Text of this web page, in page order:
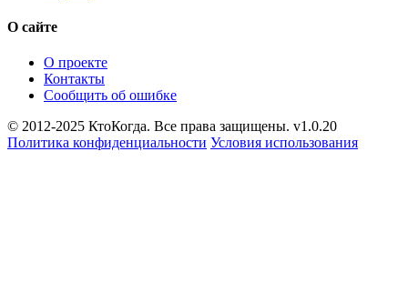
О сайте
О проекте
Контакты
Сообщить об ошибке
© 2012-2025 КтоКогда. Все права защищены. v1.0.20
Политика конфиденциальности Условия использования